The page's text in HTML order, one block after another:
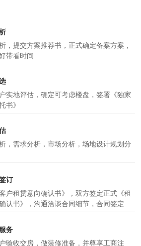
，提交方案推荐书，正式确定备案方案，
带看时间
实地评估，确定可考虑楼盘，签署《独家
书》
，需求分析，市场分析，场地设计规划分
订
户租赁意向确认书》，双方签定正式《租
认书》，沟通洽谈合同细节，合同签定
务
验收交房，做装修准备，并尊享工商注